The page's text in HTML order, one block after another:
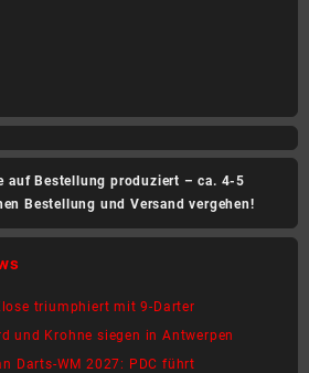
auf Bestellung produziert – ca. 4-5
Bestellung und Versand vergehen!
triumphiert mit 9-Darter
und Krohne siegen in Antwerpen
Darts-WM 2027: PDC führt